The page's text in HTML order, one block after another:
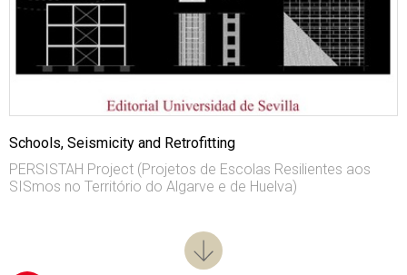
Schools, Seismicity and Retrofitting
PERSISTAH Project (Projetos de Escolas Resilientes aos
SISmos no Território do Algarve e de Huelva)